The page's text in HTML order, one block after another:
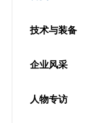
技术与装备
企业风采
人物专访